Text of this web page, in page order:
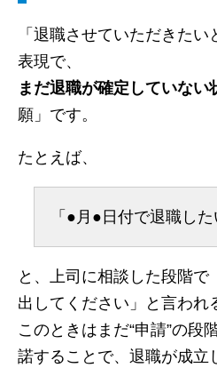
「退職させていただきた
表現で、
まだ退職が確定していない
願」です。
たとえば、
「●月●日付で退職し
と、上司に相談した段階で
出してください」と言われ
このときはまだ“申請”の段
諾することで、退職が成立